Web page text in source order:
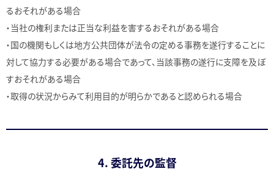
るおそれがある場合
・当社の権利または正当な利益を害するおそれがある場合
・国の機関もしくは地方公共団体が法令の定める事務を遂行することに
対して協力する必要がある場合であって、当該事務の遂行に支障を及ぼ
すおそれがある場合
・取得の状況からみて利用目的が明らかであると認められる場合
4. 委託先の監督